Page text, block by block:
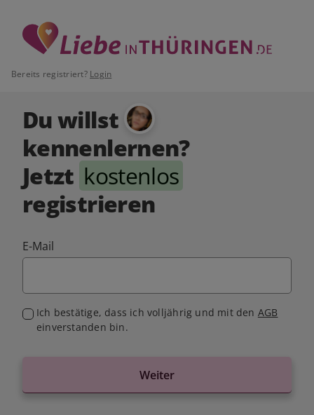
Bereits registriert? Login
Du willst
kennenlernen?
Jetzt kostenlos
registrieren
E-Mail
Ich bestätige, dass ich volljährig und mit den AGB
einverstanden bin.
Weiter